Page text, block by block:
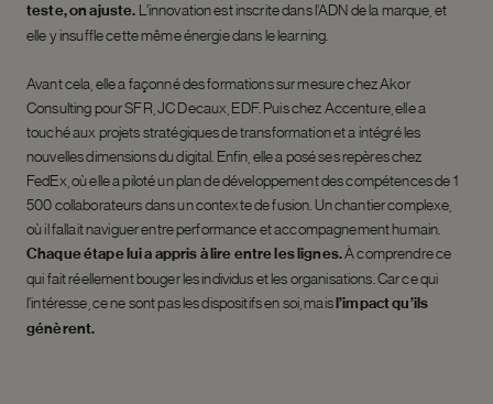
teste, on ajuste. L’innovation est inscrite dans l’ADN de la marque, et
elle y insuffle cette même énergie dans le learning.
Avant cela, elle a façonné des formations sur mesure chez Akor
Consulting pour SFR, JC Decaux, EDF. Puis chez Accenture, elle a
touché aux projets stratégiques de transformation et a intégré les
nouvelles dimensions du digital. Enfin, elle a posé ses repères chez
FedEx, où elle a piloté un plan de développement des compétences de 1
500 collaborateurs dans un contexte de fusion. Un chantier complexe,
où il fallait naviguer entre performance et accompagnement humain.
Chaque étape lui a appris à lire entre les lignes.À comprendre ce
qui fait réellement bouger les individus et les organisations. Car ce qui
l’intéresse, ce ne sont pas les dispositifs en soi, maisl’impact qu’ils
génèrent.